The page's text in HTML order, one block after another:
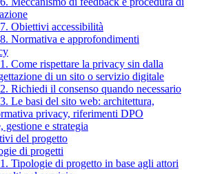
Obiettivi accessibilità
Normativa e approfondimenti
Come rispettare la privacy sin dalla
di un sito o servizio digitale
Richiedi il consenso quando necessario
Le basi del sito web: architettura,
privacy, riferimenti DPO
gestione e strategia
del progetto
di progetti
Tipologie di progetto in base agli attori